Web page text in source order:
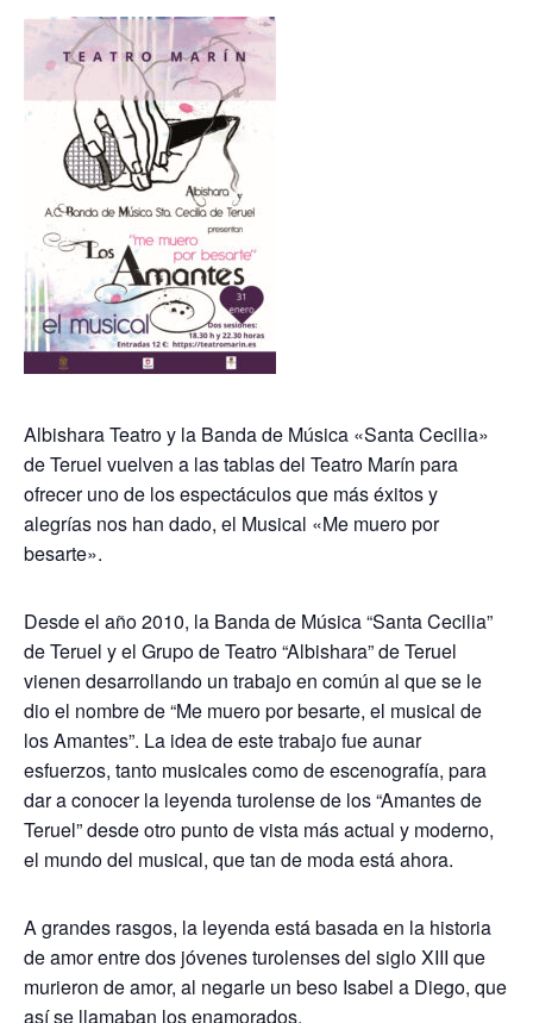
Albishara Teatro y la Banda de Música «Santa Cecilia»
de Teruel vuelven a las tablas del Teatro Marín para
ofrecer uno de los espectáculos que más éxitos y
alegrías nos han dado, el Musical «Me muero por
besarte».
Desde el año 2010, la Banda de Música “Santa Cecilia”
de Teruel y el Grupo de Teatro “Albishara” de Teruel
vienen desarrollando un trabajo en común al que se le
dio el nombre de “Me muero por besarte, el musical de
los Amantes”. La idea de este trabajo fue aunar
esfuerzos, tanto musicales como de escenografía, para
dar a conocer la leyenda turolense de los “Amantes de
Teruel” desde otro punto de vista más actual y moderno,
el mundo del musical, que tan de moda está ahora.
A grandes rasgos, la leyenda está basada en la historia
de amor entre dos jóvenes turolenses del siglo XIII que
murieron de amor, al negarle un beso Isabel a Diego, que
así se llamaban los enamorados.